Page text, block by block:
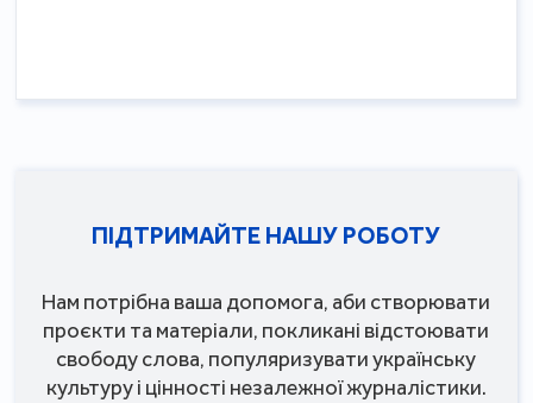
ПІДТРИМАЙТЕ НАШУ РОБОТУ
Нам потрібна ваша допомога, аби створювати
проєкти та матеріали, покликані відстоювати
свободу слова, популяризувати українську
культуру і цінності незалежної журналістики.